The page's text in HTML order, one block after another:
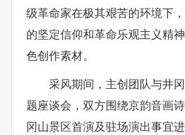
级革命家在极其艰苦的环境下
的坚定信仰和革命乐观主义精
色创作素材。
采风期间，主创团队与井
题座谈会，双方围绕京韵音画
冈山景区首演及驻场演出事宜